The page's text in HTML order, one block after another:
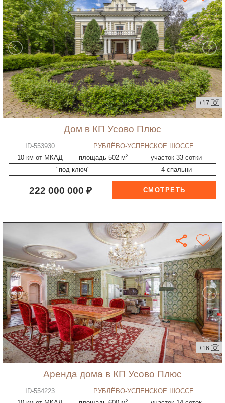
+17
дом в КП Усово Плюс
ID-553930
РУБЛЁВО-УСПЕНСКОЕ ШОССЕ
10 км от МКАД
площадь 502 м2
участок 33 сотки
"под ключ"
4 спальни
222 000 000 ₽
+16
Аренда дома в КП Усово Плюс
ID-554223
РУБЛЁВО-УСПЕНСКОЕ ШОССЕ
2